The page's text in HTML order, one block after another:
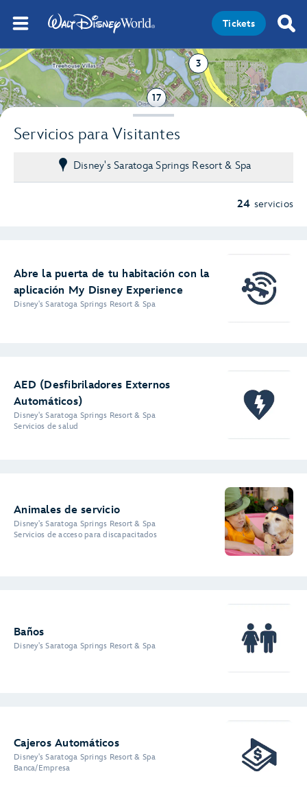
Tickets
Servicios para Visitantes
Disney's Saratoga Springs Resort & Spa
24 servicios
Abre la puerta de tu habitación con la
aplicación My Disney Experience
Disney's Saratoga Springs Resort & Spa
AED (Desfibriladores Externos
Automáticos)
Disney's Saratoga Springs Resort & Spa
Servicios de salud
Animales de servicio
Disney's Saratoga Springs Resort & Spa
Servicios de acceso para discapacitados
Baños
Disney's Saratoga Springs Resort & Spa
Cajeros Automáticos
Disney's Saratoga Springs Resort & Spa
Banca/Empresa
3
17